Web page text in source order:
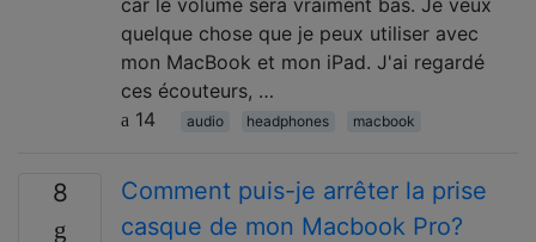
quelque chose que je peux utiliser avec
mon MacBook et mon iPad. J'ai regardé
ces écouteurs, …
14
audio headphones macbook
8
Comment puis-je arrêter la prise
casque de mon Macbook Pro?